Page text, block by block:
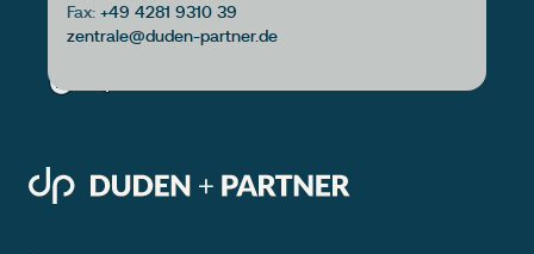
Fax: +49 4281 9310 39